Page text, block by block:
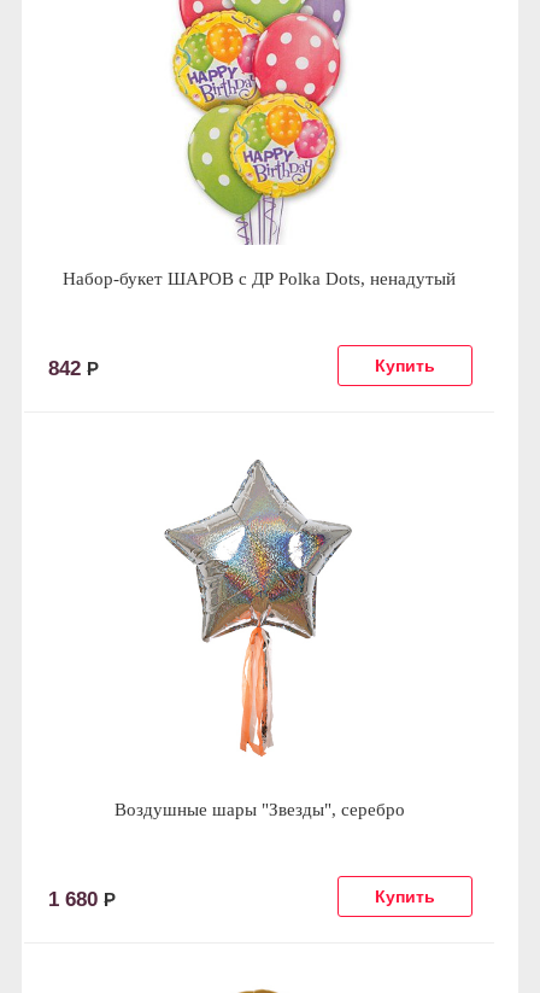
Набор-букет ШАРОВ с ДР Polka Dots, ненадутый
842 Р
Воздушные шары "Звезды", серебро
1 680 Р